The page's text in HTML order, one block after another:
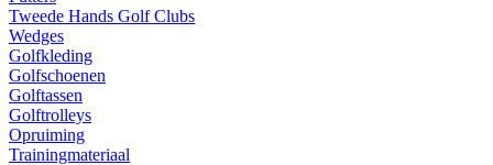
Tweede Hands Golf Clubs
Wedges
Golfkleding
Golfschoenen
Golftassen
Golftrolleys
Opruiming
Trainingmateriaal